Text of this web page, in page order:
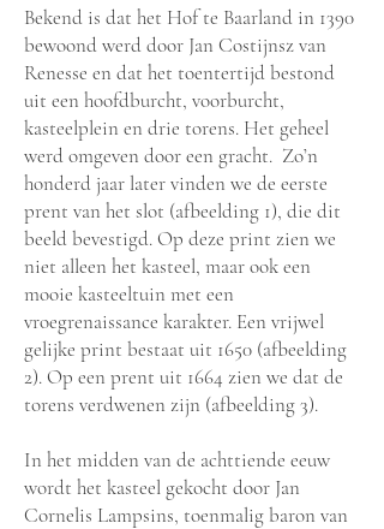
Bekend is dat het Hof te Baarland in 1390
bewoond werd door Jan Costijnsz van
Renesse en dat het toentertijd bestond
uit een hoofdburcht, voorburcht,
kasteelplein en drie torens. Het geheel
werd omgeven door een gracht. Zo’n
honderd jaar later vinden we de eerste
prent van het slot (afbeelding 1), die dit
beeld bevestigd. Op deze print zien we
niet alleen het kasteel, maar ook een
mooie kasteeltuin met een
vroegrenaissance karakter. Een vrijwel
gelijke print bestaat uit 1650 (afbeelding
2). Op een prent uit 1664 zien we dat de
torens verdwenen zijn (afbeelding 3).
In het midden van de achttiende eeuw
wordt het kasteel gekocht door Jan
Cornelis Lampsins, toenmalig baron van